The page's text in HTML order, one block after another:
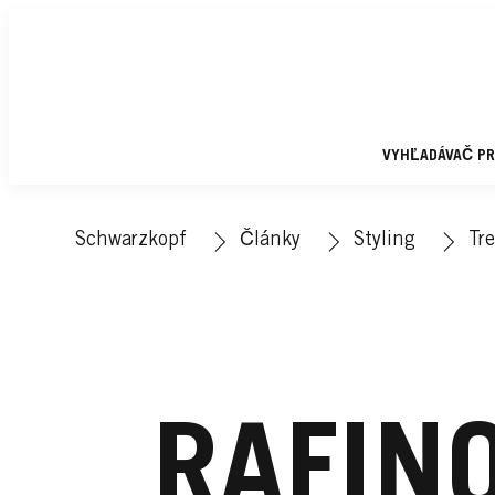
VYHĽADÁVAČ
Schwarzkopf Články Styling